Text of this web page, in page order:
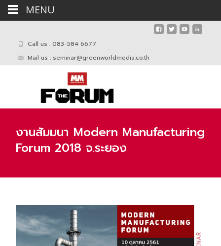
Call us : 083-584 6677
Mail us : seminar@greenworldmedia.co.th
งานสัมมนา Modern Manufacturing
Forum 2018 จ.ระยอง
MENU